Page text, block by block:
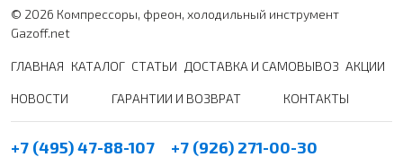
© 2026 Компрессоры, фреон, холодильный инструмент
Gazoff.net
ГЛАВНАЯ КАТАЛОГ СТАТЬИ ДОСТАВКА И САМОВЫВОЗ АКЦИИ
НОВОСТИ ГАРАНТИИ И ВОЗВРАТ КОНТАКТЫ
+7 (495) 47-88-107 +7 (926) 271-00-30